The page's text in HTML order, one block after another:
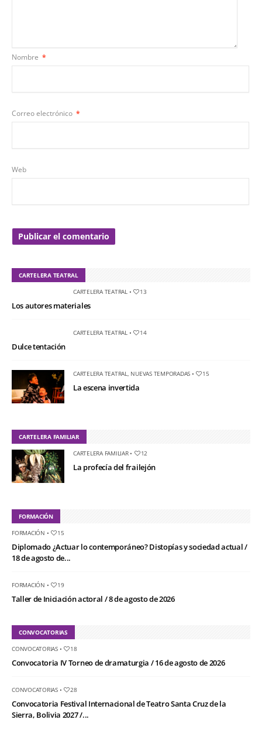
Nombre *
Correo electrónico *
Web
CARTELERA TEATRAL
CARTELERA TEATRAL• 13
Los autores materiales
CARTELERA TEATRAL• 14
Dulce tentación
CARTELERA TEATRAL, NUEVAS TEMPORADAS • 15
La escena invertida
CARTELERA FAMILIAR
CARTELERA FAMILIAR• 12
La profecía del frailejón
FORMACIÓN
FORMACIÓN • 15
Diplomado ¿Actuar lo contemporáneo? Distopías y sociedad actual /
18 de agosto de...
FORMACIÓN • 19
Taller de Iniciación actoral / 8 de agosto de 2026
CONVOCATORIAS
CONVOCATORIAS• 18
Convocatoria IV Torneo de dramaturgia / 16 de agosto de 2026
CONVOCATORIAS• 28
Convocatoria Festival Internacional de Teatro Santa Cruz de la
Sierra, Bolivia 2027 /...